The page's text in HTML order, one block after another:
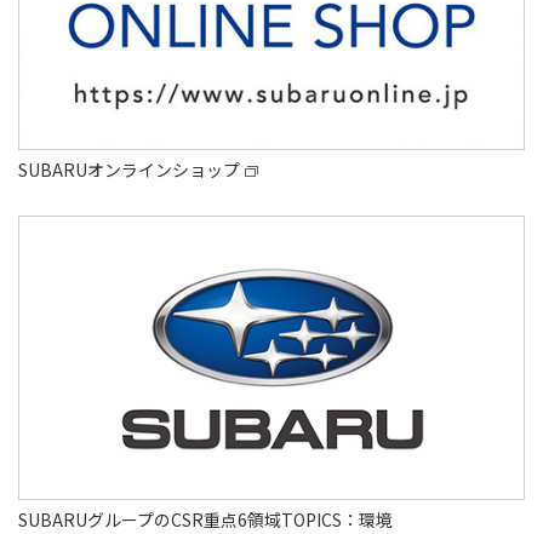
SUBARUオンラインショップ
SUBARUグループのCSR重点6領域TOPICS：環境